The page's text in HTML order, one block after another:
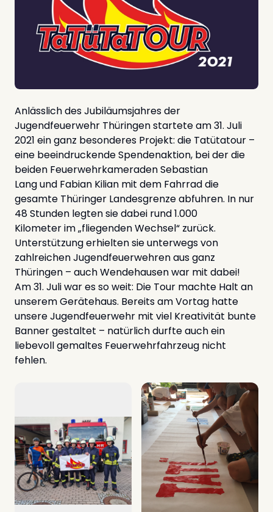
Anlässlich des Jubiläumsjahres der
Jugendfeuerwehr Thüringen startete am 31. Juli
2021 ein ganz besonderes Projekt: die Tatütatour –
eine beeindruckende Spendenaktion, bei der die
beiden Feuerwehrkameraden Sebastian
Lang und Fabian Kilian mit dem Fahrrad die
gesamte Thüringer Landesgrenze abfuhren. In nur
48 Stunden legten sie dabei rund 1.000
Kilometer im „fliegenden Wechsel“ zurück.
Unterstützung erhielten sie unterwegs von
zahlreichen Jugendfeuerwehren aus ganz
Thüringen – auch Wendehausen war mit dabei!
Am 31. Juli war es so weit: Die Tour machte Halt an
unserem Gerätehaus. Bereits am Vortag hatte
unsere Jugendfeuerwehr mit viel Kreativität bunte
Banner gestaltet – natürlich durfte auch ein
liebevoll gemaltes Feuerwehrfahrzeug nicht
fehlen.